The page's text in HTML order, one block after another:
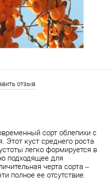
отзыв
сорт облепихи с
Этот куст среднего роста
легко формируется в
подходящее для
черта сорта –
полное ее отсутствие.